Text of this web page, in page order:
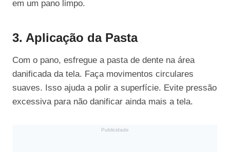
em um pano limpo.
3. Aplicação da Pasta
Com o pano, esfregue a pasta de dente na área
danificada da tela. Faça movimentos circulares
suaves. Isso ajuda a polir a superfície. Evite pressão
excessiva para não danificar ainda mais a tela.
Publicidade